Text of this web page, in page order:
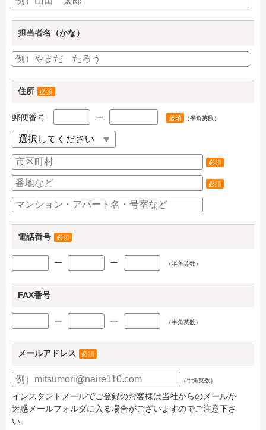
担当者名（かな）
住所 必須
郵便番号 ー 必須 （半角英数）
必須
必須
電話番号 必須
ー ー （半角英数）
FAX番号
ー ー （半角英数）
メールアドレス 必須
（半角英数）
インスタントメールでご登録のお客様は当社からのメールが
迷惑メールフォルダに入る場合がございますのでご注意下さ
い。